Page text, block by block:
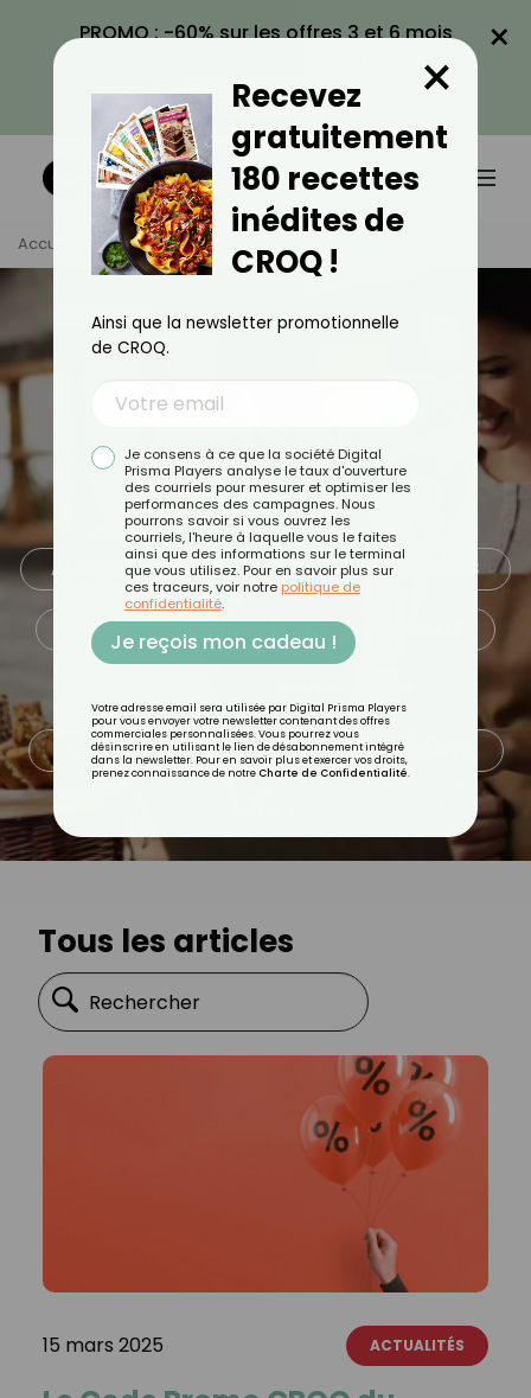
PROMO : -60% sur les offres 3 et 6 mois
VOIR LA PROMO
×
Accueil Actus
Conseils
TOUS ACTUALITÉS
ALIMENTATION ASTUCES CULINAIRES
BEAUTÉ BIEN-ÊTRE
QUOTIDIEN RECETTES
Tous les articles
15 mars 2025 ACTUALITÉS
Recevez
gratuitement
180 recettes
inédites de
CROQ !
×
Ainsi que la newsletter promotionnelle
de CROQ.
Je consens à ce que la société Digital
Prisma Players analyse le taux d'ouverture
des courriels pour mesurer et optimiser les
performances des campagnes. Nous
pourrons savoir si vous ouvrez les
courriels, l'heure à laquelle vous le faites
ainsi que des informations sur le terminal
que vous utilisez. Pour en savoir plus sur
ces traceurs, voir notre politique de
confidentialité.
Je reçois mon cadeau !
Votre adresse email sera utilisée par Digital Prisma Players
pour vous envoyer votre newsletter contenant des offres
commerciales personnalisées. Vous pourrez vous
désinscrire en utilisant le lien de désabonnement intégré
dans la newsletter. Pour en savoir plus et exercer vos droits,
prenez connaissance de notre Charte de Confidentialité.